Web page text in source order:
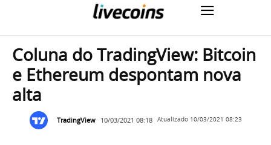
Coluna do TradingView: Bitcoin
e Ethereum despontam nova
alta
TradingView 10/03/2021 08:18 Atualizado 10/03/2021 08:23